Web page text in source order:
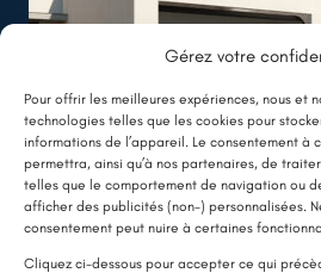
Gérez votre
Pour offrir les meilleures expériences, nous et
technologies telles que les cookies pour
informations de l’appareil. Le consentement à
permettra, ainsi qu’à nos partenaires, de
telles que le comportement de navigation ou
afficher des publicités (non-) personnalisées.
consentement peut nuire à certaines
Cliquez ci-dessous pour accepter ce qui
Démoussage d’une toiture
LE SAVIEZ-
Une pompe à chaleur (PAC) utilise très peu